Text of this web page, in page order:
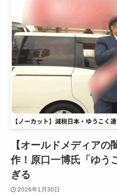
【オールドメディア
作！原口一博氏「ゆう
ぎる
2026年1月30日